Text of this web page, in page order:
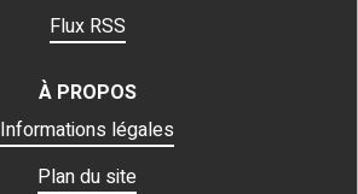
Flux RSS
À PROPOS
Informations légales
Plan du site